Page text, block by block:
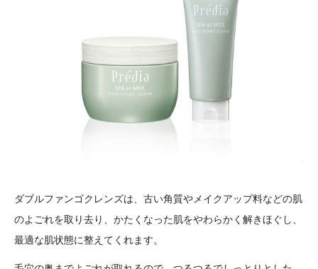
ダブルファンゴクレンズは、古い角質やメイクアップ料などの肌
のよごれを取り去り、かたくなった肌をやわらかく解きほぐし、
最適な肌状態に整えてくれます。